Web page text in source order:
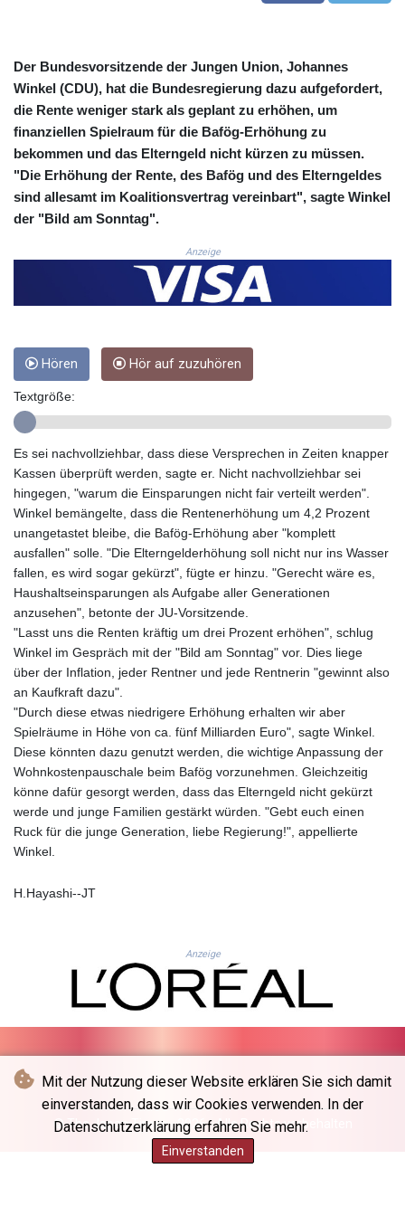
Mit der Nutzung dieser Website erklären Sie sich damit
einverstanden, dass wir Cookies verwenden. In der
Datenschutzerklärung erfahren Sie mehr.
Einverstanden
CUP 30.637594
CVE 110.26363
CZK 24.258158
DJF 205.267449
DKK 7.477932
DOP 67.289164
DZD 152.967099
ETB 186.049588
FJD 2.553384
FKP 0.857252
GGP 0.857252
GMD 84.980421
10123.874202
GTQ 8.794891
GYD 241.157003
HKD 9.067746
HNL 30.895616
HRK 7.536622
HTG 150.718127
HUF 363.096405
IDR
20580.370421
ILS 3.468234
IMP 0.857252
IQD
1509.981237
IRR
1590322.371805
ISK 142.598215
JEP 0.857252
JMD 183.057725
4681.941823
KMF 492.514185
KRW
1627.677557
KWD 0.356853
KYD 0.960588
LAK
26025.676609
LBP
103223.017367
Der Bundesvorsitzende der Jungen Union, Johannes
Winkel (CDU), hat die Bundesregierung dazu aufgefordert,
die Rente weniger stark als geplant zu erhöhen, um
finanziellen Spielraum für die Bafög-Erhöhung zu
bekommen und das Elterngeld nicht kürzen zu müssen.
"Die Erhöhung der Rente, des Bafög und des Elterngeldes
sind allesamt im Koalitionsvertrag vereinbart", sagte Winkel
der "Bild am Sonntag".
Anzeige
Hören Hör auf zuzuhören
Textgröße:
Es sei nachvollziehbar, dass diese Versprechen in Zeiten knapper
Kassen überprüft werden, sagte er. Nicht nachvollziehbar sei
hingegen, "warum die Einsparungen nicht fair verteilt werden".
Winkel bemängelte, dass die Rentenerhöhung um 4,2 Prozent
unangetastet bleibe, die Bafög-Erhöhung aber "komplett
ausfallen" solle. "Die Elterngelderhöhung soll nicht nur ins Wasser
fallen, es wird sogar gekürzt", fügte er hinzu. "Gerecht wäre es,
Haushaltseinsparungen als Aufgabe aller Generationen
anzusehen", betonte der JU-Vorsitzende.
"Lasst uns die Renten kräftig um drei Prozent erhöhen", schlug
Winkel im Gespräch mit der "Bild am Sonntag" vor. Dies liege
über der Inflation, jeder Rentner und jede Rentnerin "gewinnt also
an Kaufkraft dazu".
"Durch diese etwas niedrigere Erhöhung erhalten wir aber
Spielräume in Höhe von ca. fünf Milliarden Euro", sagte Winkel.
Diese könnten dazu genutzt werden, die wichtige Anpassung der
Wohnkostenpauschale beim Bafög vorzunehmen. Gleichzeitig
könne dafür gesorgt werden, dass das Elterngeld nicht gekürzt
werde und junge Familien gestärkt würden. "Gebt euch einen
Ruck für die junge Generation, liebe Regierung!", appellierte
Winkel.
H.Hayashi--JT
Anzeige
© The Japan Times - 2026 - Alle Rechte vorbehalten